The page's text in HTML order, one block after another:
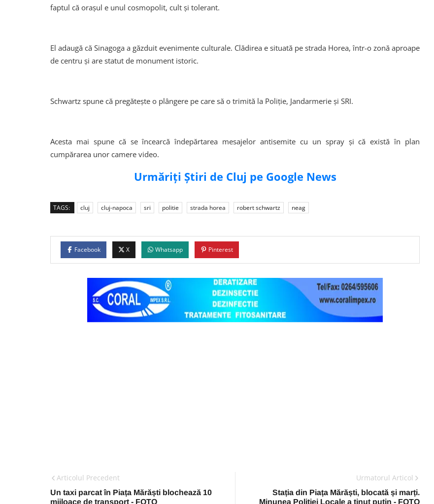
faptul că oraşul e unul cosmopolit, cult şi tolerant.
El adaugă că Sinagoga a găzduit evenimente culturale. Clădirea e situată pe strada Horea, într-o zonă aproape
de centru şi are statut de monument istoric.
Schwartz spune că pregăteşte o plângere pe care să o trimită la Poliţie, Jandarmerie şi SRI.
Acesta mai spune că se încearcă îndepărtarea mesajelor antisemite cu un spray şi că există în plan
cumpărarea unor camere video.
Urmăriți Știri de Cluj pe Google News
TAGS: cluj cluj-napoca sri politie strada horea robert schwartz neag
Facebook X Whatsapp Pinterest
Articolul Precedent
Un taxi parcat în Piața Mărăști blochează 10
mijloace de transport - FOTO
Urmatorul Articol
Stația din Piața Mărăști, blocată și marți.
Minunea Poliției Locale a ținut puțin - FOTO